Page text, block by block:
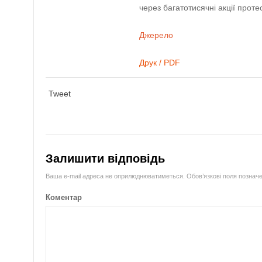
через багатотисячні акції
Джерело
Друк / PDF
Tweet
Залишити відповідь
Ваша e-mail адреса не оприлюднюватиметься. Обов’язкові поля
Коментар